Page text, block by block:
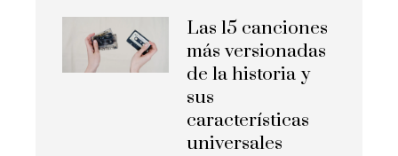
Las 15 canciones
más versionadas
de la historia y
sus
características
universales